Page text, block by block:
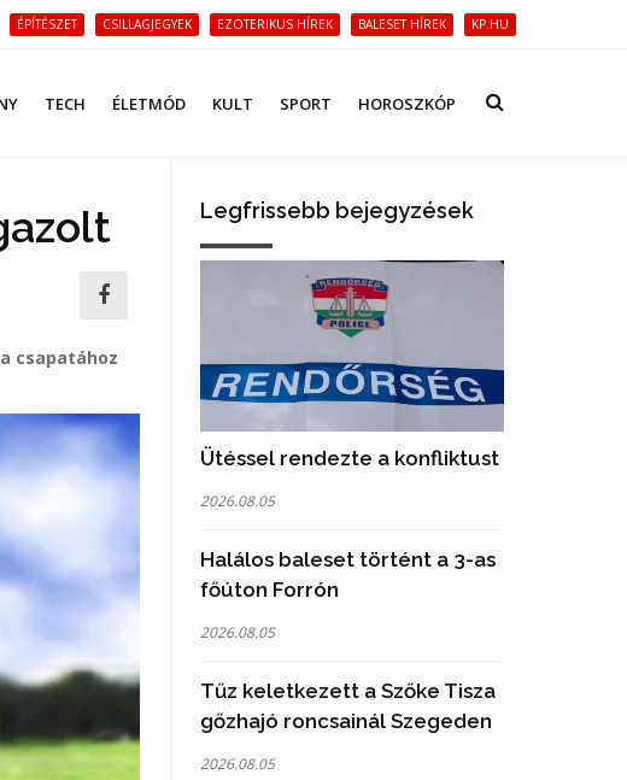
ÉPÍTÉSZET CSILLAGJEGYEK EZOTERIKUS HÍREK BALESET HÍREK KP.HU
TECH ÉLETMÓD KULT SPORT HOROSZKÓP
csapatához
Legfrissebb bejegyzések
Ütéssel rendezte a konfliktust
2026.08.05
Halálos baleset történt a 3-as
főúton Forrón
2026.08.05
Tűz keletkezett a Szőke Tisza
gőzhajó roncsainál Szegeden
2026.08.05